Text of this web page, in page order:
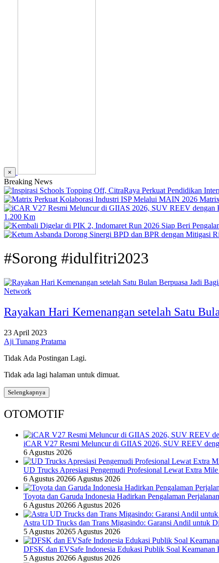
×
Breaking News
1.200 Km
#Sorong #idulfitri2023
Network
Rayakan Hari Kemenangan setelah Satu
23 April 2023
Aji Tunang Pratama
Tidak Ada Postingan Lagi.
Tidak ada lagi halaman untuk dimuat.
Selengkapnya
OTOMOTIF
iCAR V27 Resmi Meluncur di GIIAS 2026, SUV REEV
6 Agustus 2026
UD Trucks Apresiasi Pengemudi Profesional Lewat Extra
6 Agustus 20266 Agustus 2026
Toyota dan Garuda Indonesia Hadirkan Pengalaman
6 Agustus 20266 Agustus 2026
Astra UD Trucks dan Trans Migasindo: Garansi Andil untuk
5 Agustus 20265 Agustus 2026
DFSK dan EVSafe Indonesia Edukasi Publik Soal
5 Agustus 20266 Agustus 2026